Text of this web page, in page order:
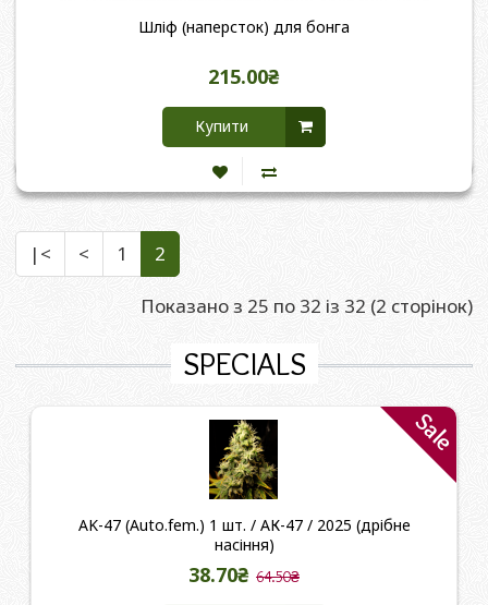
Шліф (наперсток) для бонга
215.00₴
Купити
|< < 1 2
Показано з 25 по 32 із 32 (2 сторінок)
SPECIALS
Sale
AK-47 (Auto.fem.) 1 шт. / АК-47 / 2025 (дрібне
насіння)
38.70₴ 64.50₴